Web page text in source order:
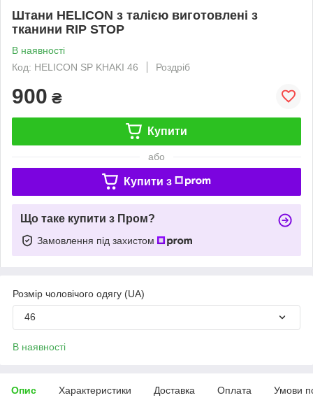
Штани HELICON з талією виготовлені з
тканини RIP STOP
В наявності
Код: HELICON SP KHAKI 46
Роздріб
900 ₴
Купити
або
Купити з
Що таке купити з Пром?
Замовлення під захистом
Розмір чоловічого одягу (UA)
46
В наявності
Опис Характеристики Доставка Оплата Умови